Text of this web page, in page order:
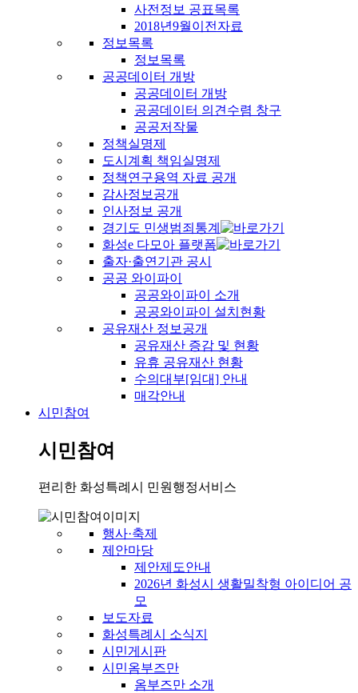
사전정보 공표목록
2018년9월이전자료
정보목록
정보목록
공공데이터 개방
공공데이터 개방
공공데이터 의견수렴 창구
공공저작물
정책실명제
도시계획 책임실명제
정책연구용역 자료 공개
감사정보공개
인사정보 공개
경기도 민생범죄통계
화성e 다모아 플랫폼
출자·출연기관 공시
공공 와이파이
공공와이파이 소개
공공와이파이 설치현황
공유재산 정보공개
공유재산 증감 및 현황
유휴 공유재산 현황
수의대부[임대] 안내
매각안내
시민참여
시민참여
편리한 화성특례시 민원행정서비스
행사·축제
제안마당
제안제도안내
2026년 화성시 생활밀착형 아이디어 공
모
보도자료
화성특례시 소식지
시민게시판
시민옴부즈만
옴부즈만 소개